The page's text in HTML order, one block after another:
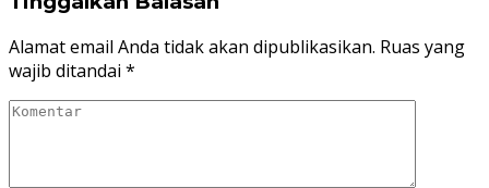
Alamat email Anda tidak akan dipublikasikan. Ruas yang
wajib ditandai *